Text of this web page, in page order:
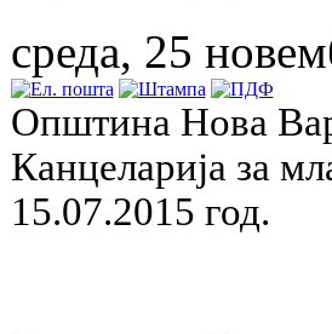
среда, 25
Општина Нова
Канцеларија за
15.07.2015 год.